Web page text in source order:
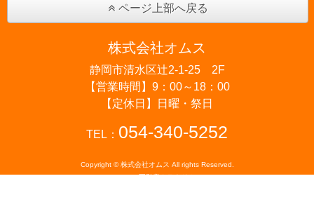
ページ上部へ戻る
株式会社オムス
静岡市清水区辻2-1-25 2F
【営業時間】9：00～18：00
【定休日】日曜・祭日
TEL： 054-340-5252
Copyright © 株式会社オムス All rights Reserved.
powered by 不動産クラウドオフィス